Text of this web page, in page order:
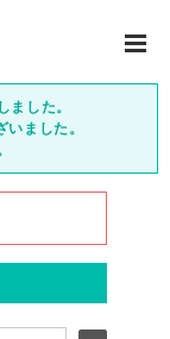
ました。
ました。